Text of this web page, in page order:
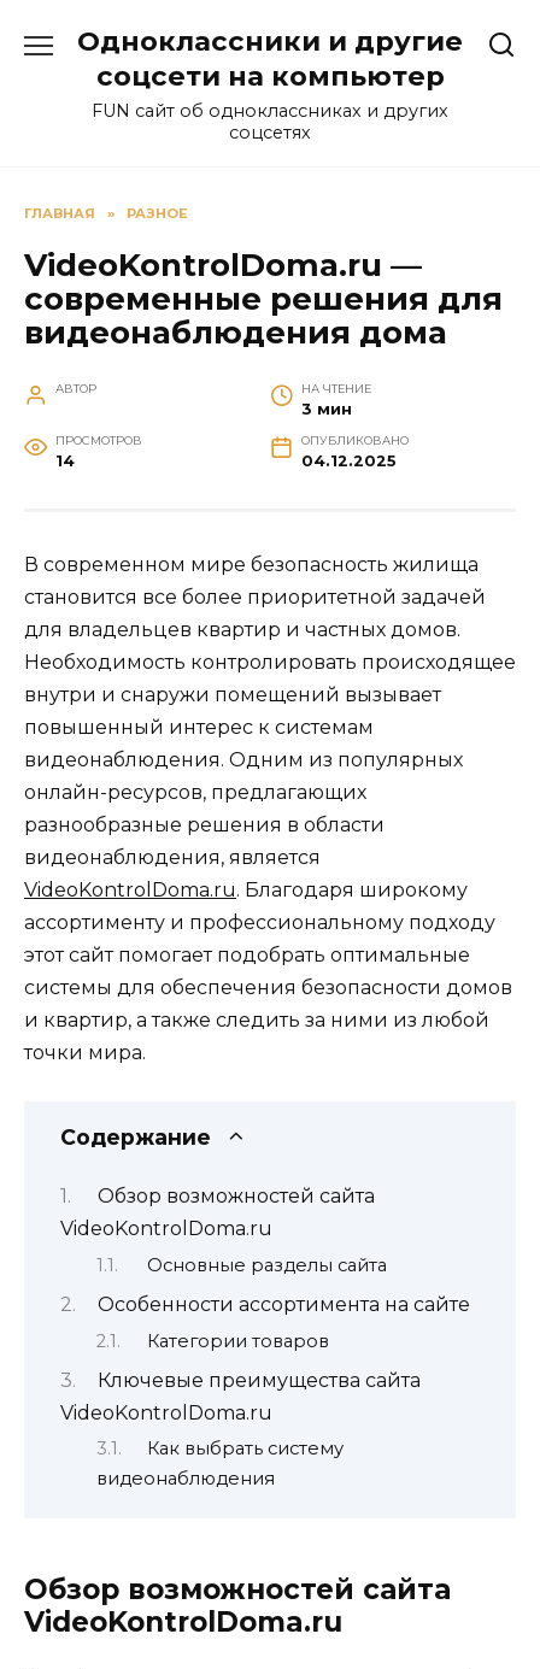
содержанию
Одноклассники и другие
соцсети на компьютер
FUN сайт об одноклассниках и других
соцсетях
ГЛАВНАЯ » РАЗНОЕ
VideoKontrolDoma.ru —
современные решения для
видеонаблюдения дома
АВТОР НА ЧТЕНИЕ
3 мин
ПРОСМОТРОВ
14
ОПУБЛИКОВАНО
04.12.2025
В современном мире безопасность жилища
становится все более приоритетной задачей
для владельцев квартир и частных домов.
Необходимость контролировать происходящее
внутри и снаружи помещений вызывает
повышенный интерес к системам
видеонаблюдения. Одним из популярных
онлайн-ресурсов, предлагающих
разнообразные решения в области
видеонаблюдения, является
VideoKontrolDoma.ru. Благодаря широкому
ассортименту и профессиональному подходу
этот сайт помогает подобрать оптимальные
системы для обеспечения безопасности домов
и квартир, а также следить за ними из любой
точки мира.
Содержание
Обзор возможностей сайта
VideoKontrolDoma.ru
Основные разделы сайта
Особенности ассортимента на сайте
Категории товаров
Ключевые преимущества сайта
VideoKontrolDoma.ru
Как выбрать систему
видеонаблюдения
Обзор возможностей сайта
VideoKontrolDoma.ru